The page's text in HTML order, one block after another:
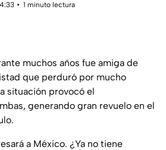
1 minuto lectura
muchos años fue amiga de
que perduró por mucho
situación provocó el
generando gran revuelo en el
a México. ¿Ya no tiene